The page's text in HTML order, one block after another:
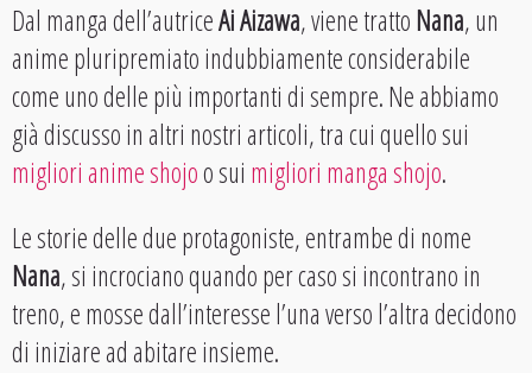
Dal manga dell’autriceAi Aizawa, viene trattoNana, un
anime pluripremiato indubbiamente considerabile
come uno delle più importanti di sempre. Ne abbiamo
già discusso in altri nostri articoli, tra cui quello sui
migliori anime shojoo sui migliori manga shojo.
Le storie delle due protagoniste, entrambe di nome
Nana, si incrociano quando per caso si incontrano in
treno, e mosse dall’interesse l’una verso l’altra decidono
di iniziare ad abitare insieme.